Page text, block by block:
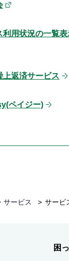
利用状況の一覧表
上返済サービス
ペイジー)
サービス サービ
困